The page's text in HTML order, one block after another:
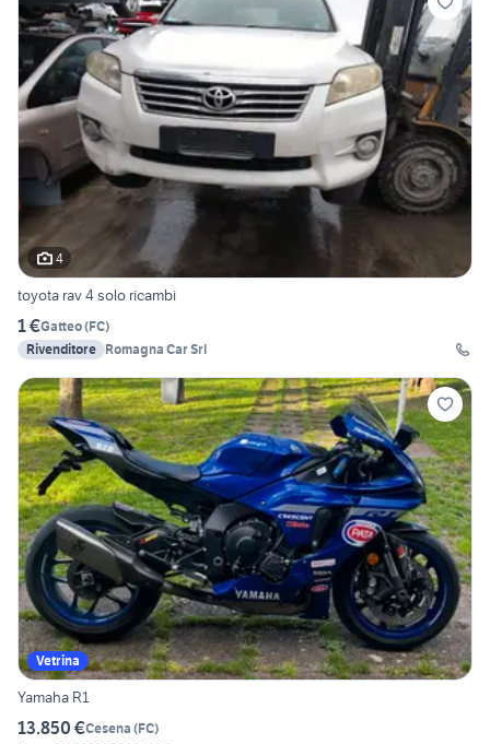
4
toyota rav 4 solo ricambi
1 €Gatteo(FC)
Rivenditore Romagna Car Srl
Vetrina
Yamaha R1
13.850 €Cesena (FC)